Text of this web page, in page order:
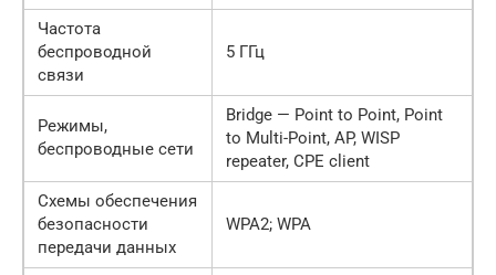
Частота
беспроводной
связи
5 ГГц
Режимы,
беспроводные сети
Bridge — Point to Point, Point
to Multi-Point, AP, WISP
repeater, CPE client
Схемы обеспечения
безопасности
передачи данных
WPA2; WPA